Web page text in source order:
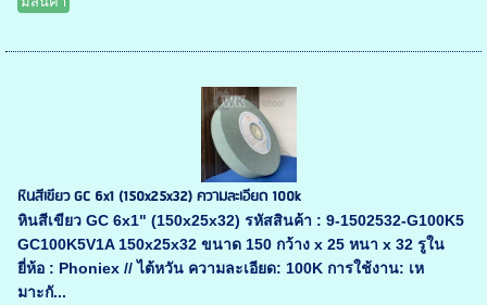
หินสีเขียว GC 6x1 (150x25x32) ความละเอียด 100k
หินสีเขียว GC 6x1" (150x25x32) รหัสสินค้า : 9-1502532-G100K5
GC100K5V1A 150x25x32 ขนาด 150 กว้าง x 25 หนา x 32 รูใน
ยี่ห้อ : Phoniex // ไต้หวัน ความละเอียด: 100K การใช้งาน: เห
มาะกั...